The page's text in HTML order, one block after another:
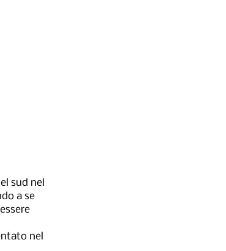
sud nel
a se
nel